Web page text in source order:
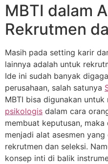
MBTI dalam
Rekrutmen
Masih pada setting karir
lainnya adalah untuk
Ide ini sudah banyak
perusahaan, salah satunya
MBTI bisa digunakan untuk
psikologis dalam cara
membuat keputusan,
menjadi alat asesmen
rekrutmen dan seleksi.
konsep inti di balik